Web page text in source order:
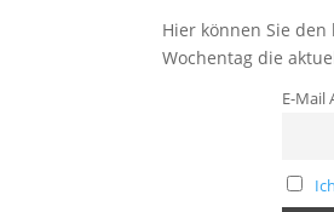
Hier können Sie
Wochentag die
E-Mail